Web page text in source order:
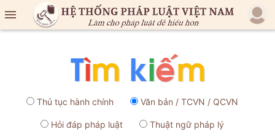

Thủ tục hành chính Văn bản / TCVN / QCVN
Hỏi đáp pháp luật Thuật ngữ pháp lý